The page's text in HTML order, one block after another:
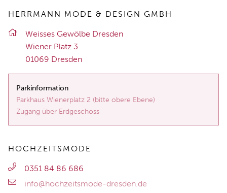
HERRMANN MODE & DESIGN GMBH
Weis­ses Ge­wöl­be Dres­den
Wie­ner Platz 3
01069 Dres­den
Parkinformation
Parkhaus Wienerplatz 2 (bitte obere Ebene)
Zugang über Erdgeschoss
HOCHZEITSMODE
0351 84 86 686
info@hochzeitsmode-dresden.de